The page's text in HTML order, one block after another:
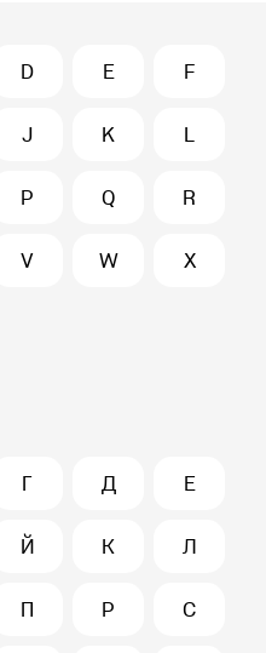
D E F
J K L
P Q R
V W X
Г Д Е
Й К Л
П Р С